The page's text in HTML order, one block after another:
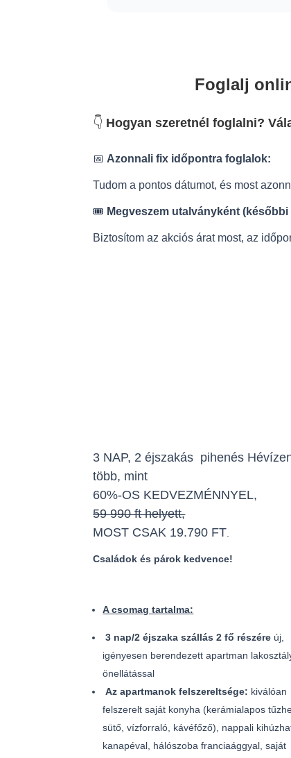
Foglalj
👇 Hogyan szeretnél foglalni?
📅 Azonnali fix időpontra foglalok:
Tudom a pontos dátumot, és most
🎟️ Megveszem utalványként
Biztosítom az akciós árat most, az
3 NAP, 2 éjszakás pihenés
több, mint
60%-OS KEDVEZMÉNNYEL,
59 990 ft helyett,
MOST CSAK 19.790 FT
Családok és párok kedvence!
A csomag tartalma:
3 nap/2 éjszaka szállás 2 fő részére új,
igényesen berendezett apartman
önellátással
Az apartmanok felszereltsége: kiválóan
felszerelt saját konyha (kerámialapos
sütő, vízforraló, kávéfőző), nappali
kanapéval, hálószoba franciaággyal, saját